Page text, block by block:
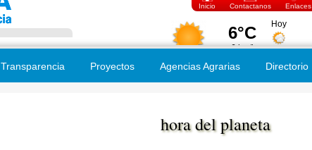
Inicio Contactanos Enlaces
Transparencia Proyectos Agencias Agrarias Directorio
hora del planeta